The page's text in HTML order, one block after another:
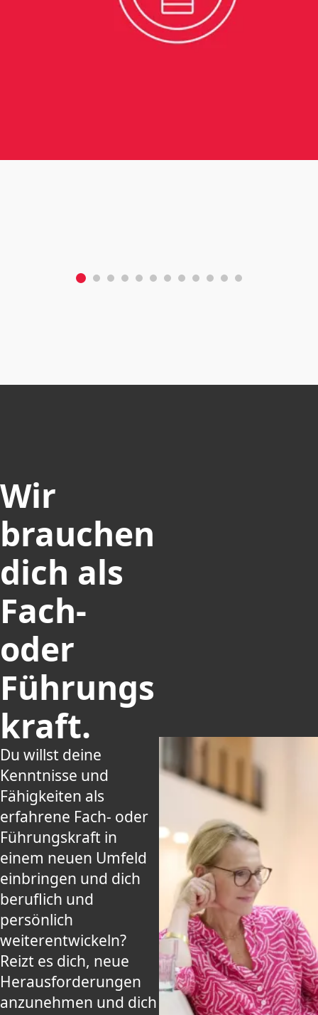
Wir
brauchen
dich als
Fach-
oder
Führungs
kraft.
Du willst deine
Kenntnisse und
Fähigkeiten als
erfahrene Fach- oder
Führungskraft in
einem neuen Umfeld
einbringen und dich
beruflich und
persönlich
weiterentwickeln?
Reizt es dich, neue
Herausforderungen
anzunehmen und dich